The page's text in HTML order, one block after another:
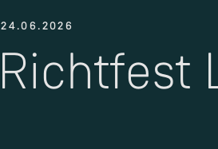
24.06.2026
Richtfest